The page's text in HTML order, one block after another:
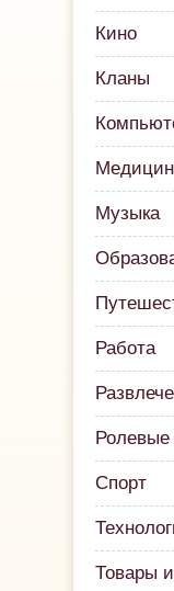
Кино
Кланы
Музыка
Работа
Ролевые
Спорт
Товары